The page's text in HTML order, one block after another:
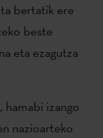
bertatik ere
beste
eta ezagutza
izango
nazioarteko